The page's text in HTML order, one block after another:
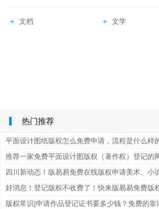
+ 文档 + 文学
热门推荐
平面设计图纸版权怎么免费申请，流程是什么样
推荐一家免费平面设计图版权（著作权）登记的
好消息！登记版权不收费了！快来版易易免费版
版权常识|申请作品登记证书要多少钱？免费的靠